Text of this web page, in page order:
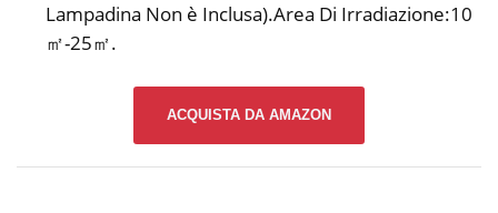
Lampadina Non è Inclusa).Area Di Irradiazione:10
㎡-25㎡.
ACQUISTA DA AMAZON